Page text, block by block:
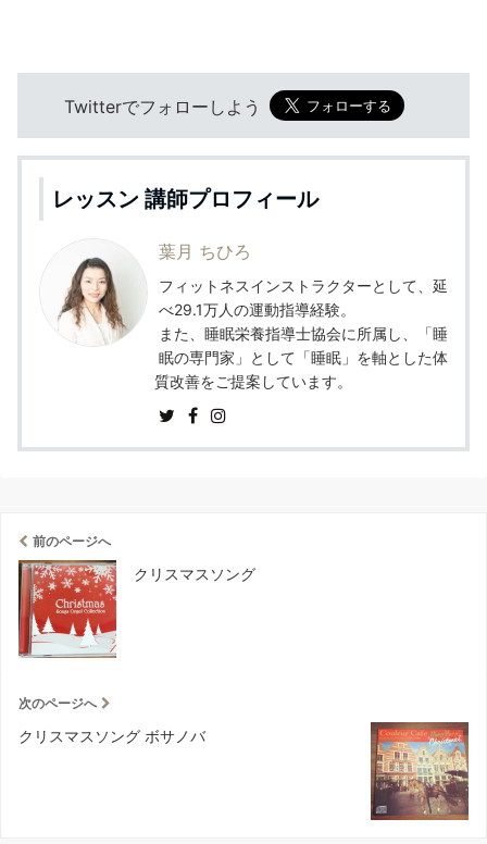
Twitterでフォローしよう
レッスン 講師プロフィール
葉月 ちひろ
フィットネスインストラクターとして、延
べ29.1万人の運動指導経験。
また、睡眠栄養指導士協会に所属し、「睡
眠の専門家」として「睡眠」を軸とした体
質改善をご提案しています。
前のページへ
クリスマスソング
次のページへ
クリスマスソング ボサノバ